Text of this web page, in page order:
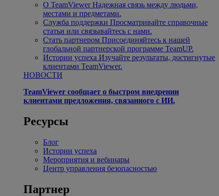
О TeamViewer Надежная связь между людьми,
местами и предметами.
Служба поддержки Просматривайте справочные
статьи или связывайтесь с нами.
Стать партнером Присоединяйтесь к нашей
глобальной партнерской программе TeamUP.
Истории успеха Изучайте результаты, достигнутые
клиентами TeamViewer.
НОВОСТИ
TeamViewer сообщает о быстром внедрении
клиентами предложения, связанного с ИИ.
Ресурсы
Блог
Истории успеха
Мероприятия и вебинары
Центр управления безопасностью
Партнер